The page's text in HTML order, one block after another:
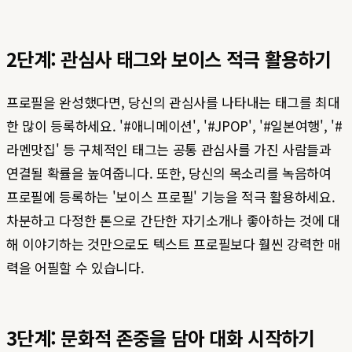
2단계: 관심사 태그와 보이스 적극 활용하기
프로필을 완성했다면, 당신의 관심사를 나타내는 태그를 최대
한 많이 등록하세요. '#애니메이션', '#JPOP', '#일본여행', '#
라멘맛집' 등 구체적인 태그는 공통 관심사를 가진 사람들과
연결될 확률을 높여줍니다. 또한, 당신의 목소리를 녹음하여
프로필에 등록하는 '보이스 프로필' 기능을 적극 활용하세요.
차분하고 다정한 톤으로 간단한 자기소개나 좋아하는 것에 대
해 이야기하는 것만으로도 텍스트 프로필보다 훨씬 강력한 매
력을 어필할 수 있습니다.
3단계: 문화적 존중을 담아 대화 시작하기